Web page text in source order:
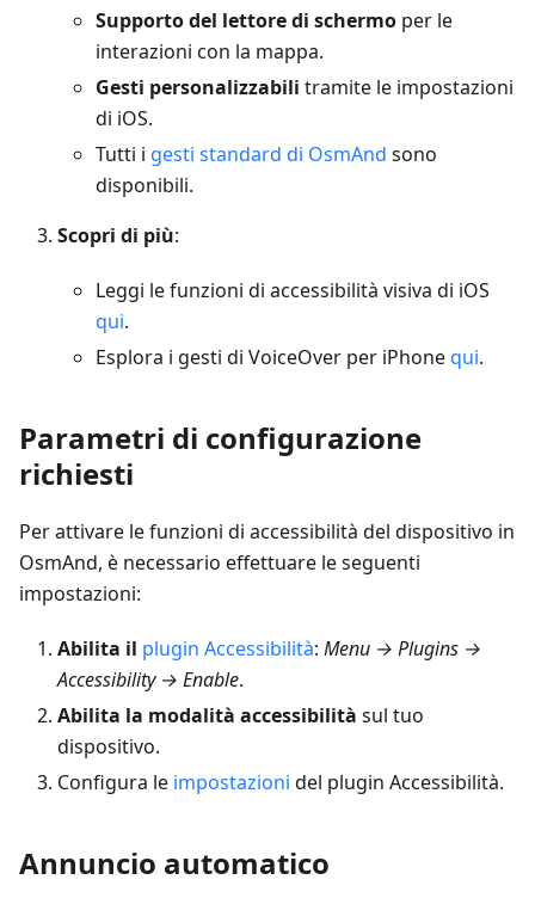
Supporto del lettore di schermo per le
interazioni con la mappa.
Gesti personalizzabili tramite le impostazioni
di iOS.
Tutti i gesti standard di OsmAnd sono
disponibili.
Scopri di più:
Leggi le funzioni di accessibilità visiva di iOS
qui.
Esplora i gesti di VoiceOver per iPhonequi.
Parametri di configurazione
richiesti
Per attivare le funzioni di accessibilità del dispositivo in
OsmAnd, è necessario effettuare le seguenti
impostazioni:
Abilita il plugin Accessibilità: Menu → Plugins →
Accessibility → Enable.
Abilita la modalità accessibilità sul tuo
dispositivo.
Configura le impostazioni del plugin Accessibilità.
Annuncio automatico